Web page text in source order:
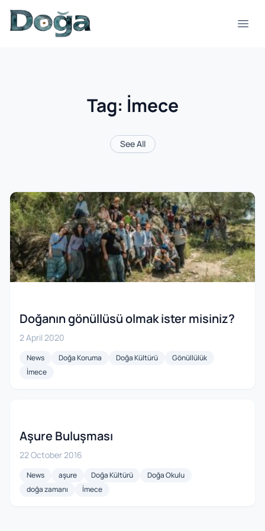
Skip to content
Tag: İmece
See All
Doğanın gönüllüsü olmak ister misiniz?
2 April 2020
News Doğa Koruma Doğa Kültürü
Gönüllülük
İmece
Aşure Buluşması
22 October 2016
News aşure Doğa Kültürü
Doğa Okulu
doğa zamanı
İmece